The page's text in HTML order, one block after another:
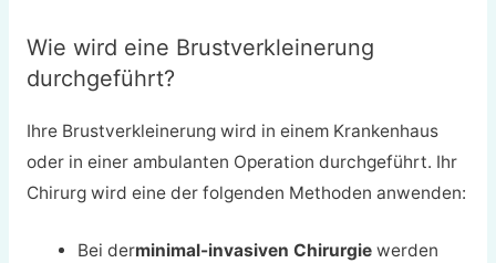
Wie wird eine Brustverkleinerung
durchgeführt?
Ihre Brustverkleinerung wird in einem Krankenhaus
oder in einer ambulanten Operation durchgeführt. Ihr
Chirurg wird eine der folgenden Methoden anwenden:
Bei derminimal-invasiven Chirurgie werden